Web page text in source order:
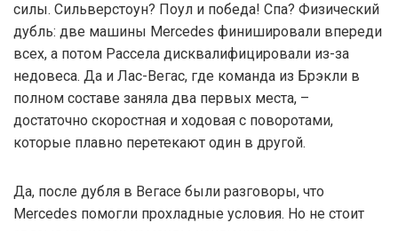
силы. Сильверстоун? Поул и победа! Спа? Физический
дубль: две машины Mercedes финишировали впереди
всех, а потом Рассела дисквалифицировали из-за
недовеса. Да и Лас-Вегас, где команда из Брэкли в
полном составе заняла два первых места, –
достаточно скоростная и ходовая с поворотами,
которые плавно перетекают один в другой.
Да, после дубля в Вегасе были разговоры, что
Mercedes помогли прохладные условия. Но не стоит